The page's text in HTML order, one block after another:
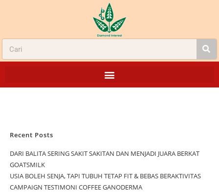
Recent Posts
DARI BALITA SERING SAKIT SAKITAN DAN MENJADI JUARA BERKAT
GOATSMILK
USIA BOLEH SENJA, TAPI TUBUH TETAP FIT & BEBAS BERAKTIVITAS
CAMPAIGN TESTIMONI COFFEE GANODERMA